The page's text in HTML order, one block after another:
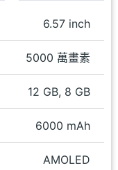
6.57 inch
5000 萬畫素
12 GB, 8 GB
6000 mAh
AMOLED